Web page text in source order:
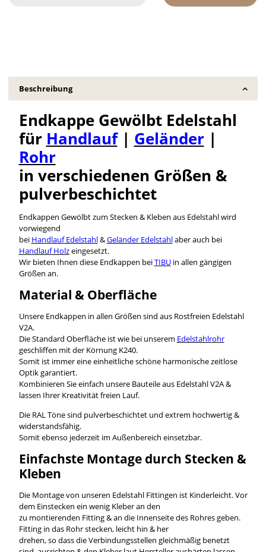
Beschreibung
Endkappe Gewölbt Edelstahl
für Handlauf| Geländer|
Rohr
in verschiedenen Größen &
pulverbeschichtet
Endkappen Gewölbt zum Stecken & Kleben aus Edelstahl wird
vorwiegend
bei Handlauf Edelstahl&Geländer Edelstahlaber auch bei
Handlauf Holzeingesetzt.
Wir bieten Ihnen diese Endkappen beiTIBUin allen gängigen
Größen an.
Material & Oberfläche
Unsere Endkappen in allen Größen sind aus Rostfreien Edelstahl
V2A.
Die Standard Oberfläche ist wie bei unserem Edelstahlrohr
geschliffen mit der Körnung K240.
Somit ist immer eine einheitliche schöne harmonische zeitlose
Optik garantiert.
Kombinieren Sie einfach unsere Bauteile aus Edelstahl V2A &
lassen Ihrer Kreativität freien Lauf.
Die RAL Töne sind pulverbeschichtet und extrem hochwertig &
widerstandsfähig.
Somit ebenso jederzeit im Außenbereich einsetzbar.
Einfachste Montage durch Stecken &
Kleben
Die Montage von unseren Edelstahl Fittingen ist Kinderleicht. Vor
dem Einstecken ein wenig Kleber an den
zu montierenden Fitting & an die Innenseite des Rohres geben.
Fitting in das Rohr stecken, leicht hin & her
drehen, so dass die Verbindungsstellen gleichmäßig benetzt